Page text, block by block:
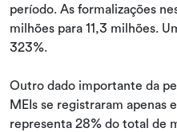
período. As formalizações
milhões para 11,3 milhões.
323%.
Outro dado importante da
MEIs se registraram apenas
representa 28% do total de